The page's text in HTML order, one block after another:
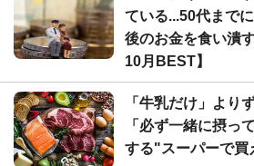
ている...50代まで
後のお金を食い潰
10月BEST】
「牛乳だけ」より
「必ず一緒に摂っ
する"スーパーで買